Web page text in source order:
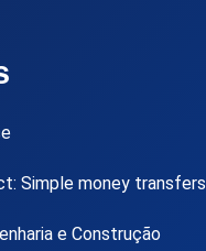
Simple money transfers
e Construção